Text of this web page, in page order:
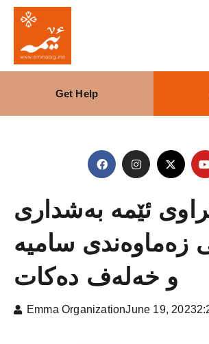
Get Help
ئێمە بەشداری
زەماوەندی سامیە
و خەلەف دەکات
Emma OrganizationJune 19, 2023